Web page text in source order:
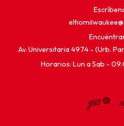
Av. Universitaria 4974 - (Urb.
Horarios: Lun a Sab -